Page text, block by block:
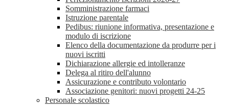
Somministrazione farmaci
Istruzione parentale
Pedibus: riunione informativa, presentazione e
modulo di iscrizione
Elenco della documentazione da produrre per i
nuovi iscritti
Dichiarazione allergie ed intolleranze
Delega al ritiro dell'alunno
Assicurazione e contributo volontario
Associazione genitori: nuovi progetti 24-25
Personale scolastico